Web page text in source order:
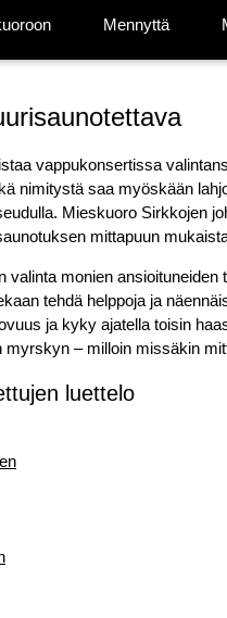
Mennyttä
vappukonsertissa
nimitystä saa myöskään
Mieskuoro Sirkkojen
mittapuun
valinta monien
tehdä helppoja ja
ja kyky ajatella toisin
myrskyn – milloin missäkin
luettelo